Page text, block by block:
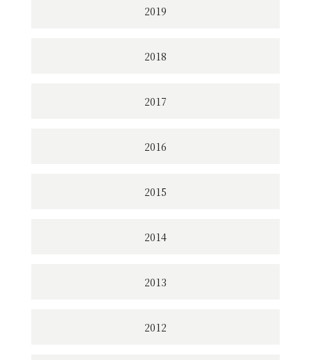
2019
2018
2017
2016
2015
2014
2013
2012